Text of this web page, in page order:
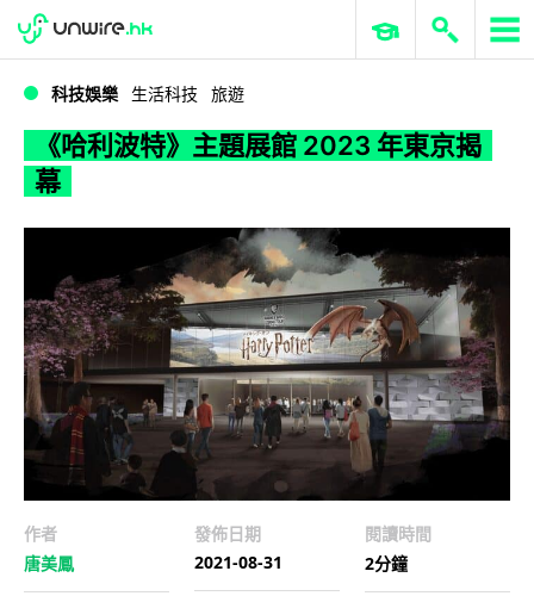
《哈利波特》主題展館 2023 年東京揭幕
WWDC 2026 ERP 與商業 AI
科技娛樂 生活科技 旅遊
《哈利波特》主題展館 2023 年東京揭
幕
作者
唐美鳳
發佈日期
2021-08-31
閱讀時間
2分鐘